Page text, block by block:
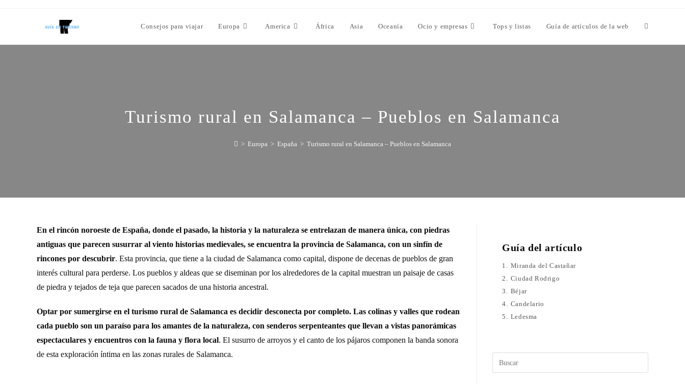
Consejos para viajar Europa America África Asia Oceanía Ocio y empresas Tops y listas Guía de artículos de la web
Turismo rural en Salamanca – Pueblos en Salamanca
> Europa > España > Turismo rural en Salamanca – Pueblos en Salamanca
En el rincón noroeste de España, donde el pasado, la historia y la naturaleza se entrelazan de manera única, con piedras
antiguas que parecen susurrar al viento historias medievales, se encuentra la provincia de Salamanca, con un sinfín de
rincones por descubrir. Esta provincia, que tiene a la ciudad de Salamanca como capital, dispone de decenas de pueblos de gran
interés cultural para perderse. Los pueblos y aldeas que se diseminan por los alrededores de la capital muestran un paisaje de casas
de piedra y tejados de teja que parecen sacados de una historia ancestral.
Optar por sumergirse en el turismo rural de Salamanca es decidir desconecta por completo. Las colinas y valles que rodean
cada pueblo son un paraíso para los amantes de la naturaleza, con senderos serpenteantes que llevan a vistas panorámicas
espectaculares y encuentros con la fauna y flora local. El susurro de arroyos y el canto de los pájaros componen la banda sonora
de esta exploración íntima en las zonas rurales de Salamanca.
Guía del artículo
1. Miranda del Castañar
2. Ciudad Rodrigo
3. Béjar
4. Candelario
5. Ledesma